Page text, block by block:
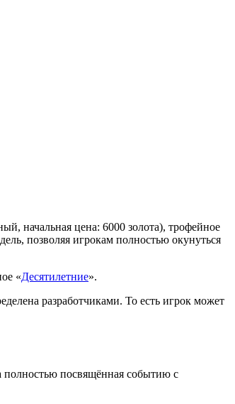
начальная цена: 6000 золота), трофейное
позволяя игрокам полностью окунуться
«Десятилетние».
разработчиками. То есть игрок может
полностью посвящённая событию с